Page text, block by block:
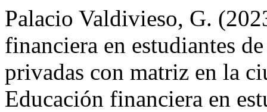
Palacio Valdivieso, G.
financiera en estudiantes
privadas con matriz en la
Educación financiera en